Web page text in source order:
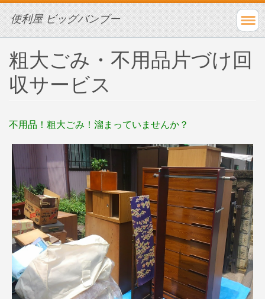
便利屋 ビッグバンブー
粗大ごみ・不用品片づけ回
収サービス
不用品！粗大ごみ！溜まっていませんか？